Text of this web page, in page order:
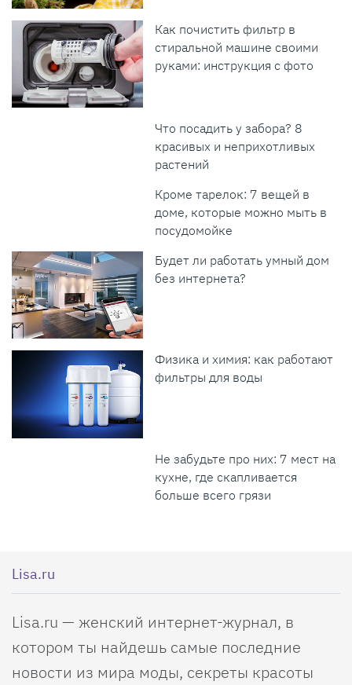
Как почистить фильтр в
стиральной машине своими
руками: инструкция с фото
Что посадить у забора? 8
красивых и неприхотливых
растений
Кроме тарелок: 7 вещей в
доме, которые можно мыть в
посудомойке
Будет ли работать умный дом
без интернета?
Физика и химия: как работают
фильтры для воды
Не забудьте про них: 7 мест на
кухне, где скапливается
больше всего грязи
Lisa.ru
Lisa.ru — женский интернет-журнал, в
котором ты найдешь самые последние
новости из мира моды, секреты красоты